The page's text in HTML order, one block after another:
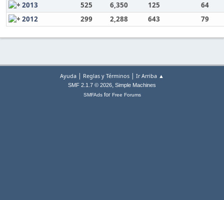
2013
525 6,350 125
64
2012
299 2,288 643 79
Ayuda | Reglas y Términos | Ir Arriba ▲
SMF 2.1.7 © 2026, Simple Machines
SMFAdsfor Free Forums